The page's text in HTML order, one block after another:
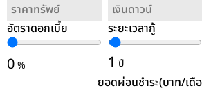
อัตราดอกเบี้ย
0%
ระยะเวลากู้
1 ปี
ยอดผ่อนชำระ(บาท/เดื